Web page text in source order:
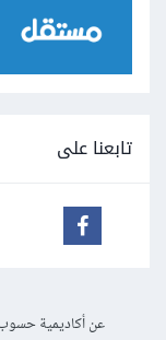
تابعنا على
عن أكاديمية حسوب